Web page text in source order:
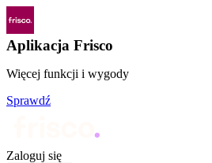
Aplikacja Frisco
Więcej funkcji i wygody
Sprawdź
Zaloguj się